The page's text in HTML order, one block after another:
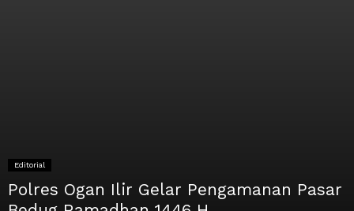
Editorial
Polres Ogan Ilir Gelar Pengamanan Pasar